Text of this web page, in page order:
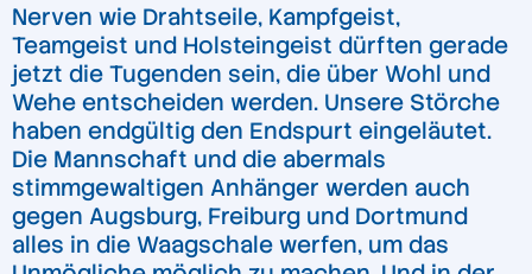
Nerven wie Drahtseile, Kampfgeist,
Teamgeist und Holsteingeist dürften gerade
jetzt die Tugenden sein, die über Wohl und
Wehe entscheiden werden. Unsere Störche
haben endgültig den Endspurt eingeläutet.
Die Mannschaft und die abermals
stimmgewaltigen Anhänger werden auch
gegen Augsburg, Freiburg und Dortmund
alles in die Waagschale werfen, um das